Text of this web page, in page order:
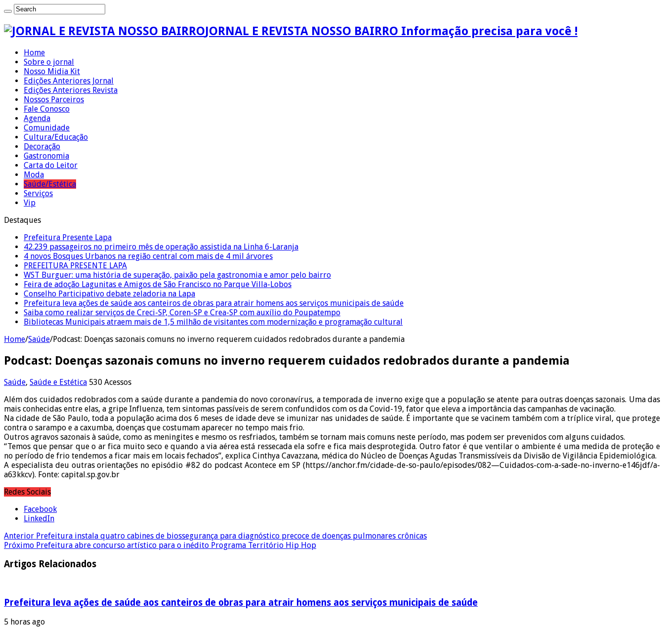
JORNAL E REVISTA NOSSO BAIRRO Informação precisa para você !
Home
Sobre o jornal
Nosso Midia Kit
Edições Anteriores Jornal
Edições Anteriores Revista
Nossos Parceiros
Fale Conosco
Agenda
Comunidade
Cultura/Educação
Decoração
Gastronomia
Carta do Leitor
Moda
Saúde/Estética
Serviços
Vip
Destaques
Prefeitura Presente Lapa
42.239 passageiros no primeiro mês de operação assistida na Linha 6-Laranja
4 novos Bosques Urbanos na região central com mais de 4 mil árvores
PREFEITURA PRESENTE LAPA
WST Burguer: uma história de superação, paixão pela gastronomia e amor pelo bairro
Feira de adoção Lagunitas e Amigos de São Francisco no Parque Villa-Lobos
Conselho Participativo debate zeladoria na Lapa
Prefeitura leva ações de saúde aos canteiros de obras para atrair homens aos serviços municipais de saúde
Saiba como realizar serviços de Creci-SP, Coren-SP e Crea-SP com auxílio do Poupatempo
Bibliotecas Municipais atraem mais de 1,5 milhão de visitantes com modernização e programação cultural
Home/Saúde/Podcast: Doenças sazonais comuns no inverno requerem cuidados redobrados durante a pandemia
Podcast: Doenças sazonais comuns no inverno requerem cuidados redobrados durante a pandemia
Saúde, Saúde e Estética 530 Acessos
Além dos cuidados redobrados com a saúde durante a pandemia do novo coronavírus, a temporada de inverno exige que a população se atente para outras doenças sazonais. Uma das
mais conhecidas entre elas, a gripe Influenza, tem sintomas passíveis de serem confundidos com os da Covid-19, fator que eleva a importância das campanhas de vacinação.
Na cidade de São Paulo, toda a população acima dos 6 meses de idade deve se imunizar nas unidades de saúde. É importante que se vacinem também com a tríplice viral, que protege
contra o sarampo e a caxumba, doenças que costumam aparecer no tempo mais frio.
Outros agravos sazonais à saúde, como as meningites e mesmo os resfriados, também se tornam mais comuns neste período, mas podem ser prevenidos com alguns cuidados.
“Temos que pensar que o ar fica muito seco e quando a via aérea está ressecada ela sofre e fica mais desprotegida. Outro fator é que ventilar o ambiente é uma medida de proteção e
no período de frio tendemos a ficar mais em locais fechados”, explica Cinthya Cavazzana, médica do Núcleo de Doenças Agudas Transmissíveis da Divisão de Vigilância Epidemiológica.
A especialista deu outras orientações no episódio #82 do podcast Acontece em SP (https://anchor.fm/cidade-de-so-paulo/episodes/082—Cuidados-com-a-sade-no-inverno-e146jdf/a-
a63kkcv). Fonte: capital.sp.gov.br
Redes Sociais
Facebook
LinkedIn
Anterior Prefeitura instala quatro cabines de biossegurança para diagnóstico precoce de doenças pulmonares crônicas
Próximo Prefeitura abre concurso artístico para o inédito Programa Território Hip Hop
Artigos Relacionados
Prefeitura leva ações de saúde aos canteiros de obras para atrair homens aos serviços municipais de saúde
5 horas ago